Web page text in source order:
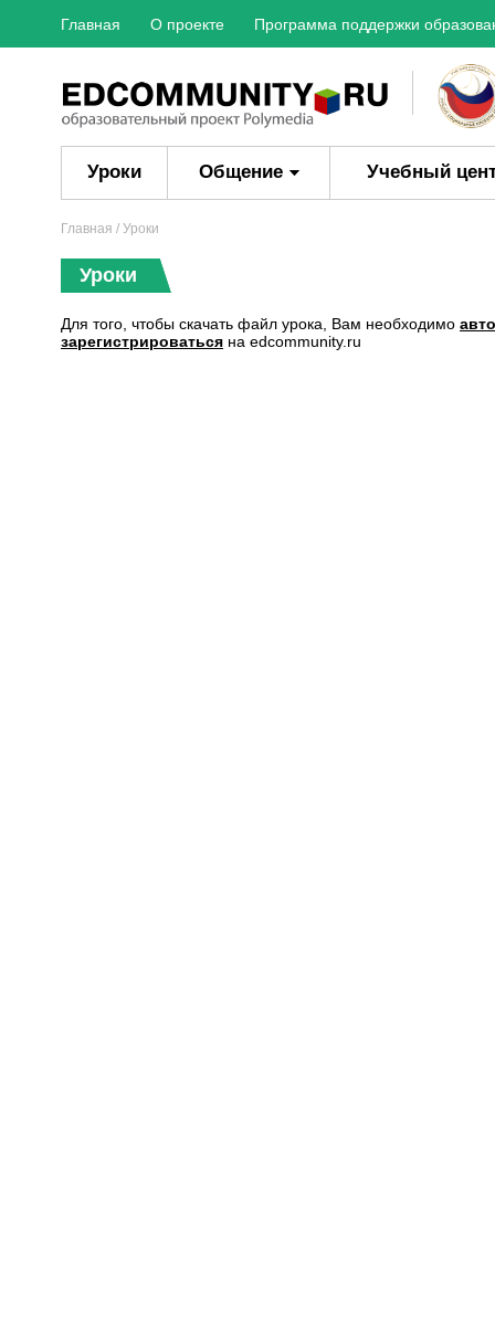
Главная О проекте Программа поддержки
Уроки Общение Учебный
Главная / Уроки
Уроки
Для того, чтобы скачать файл урока, Вам необходимо
зарегистрироваться на edcommunity.ru